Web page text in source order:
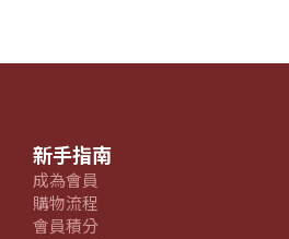
新手指南
成為會員
購物流程
會員積分